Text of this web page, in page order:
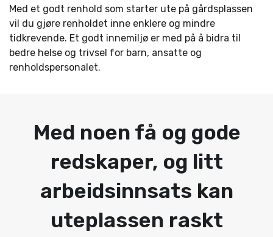
Med et godt renhold som starter ute på gårdsplassen
vil du gjøre renholdet inne enklere og mindre
tidkrevende. Et godt innemiljø er med på å bidra til
bedre helse og trivsel for barn, ansatte og
renholdspersonalet.
Med noen få og gode
redskaper, og litt
arbeidsinnsats kan
uteplassen raskt